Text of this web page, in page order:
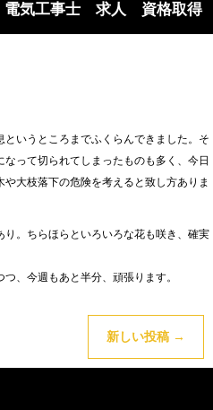
気工事士 求人 資格取得
いうところまでふくらんできました。そ
って切られてしまったものも多く、今日
大枝落下の危険を考えると致し方ありま
。ちらほらといろいろな花も咲き、確実
、今週もあと半分、頑張ります。
新しい投稿 →